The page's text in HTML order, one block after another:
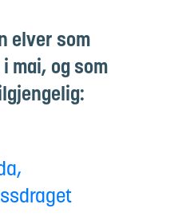
elver som
mai, og som